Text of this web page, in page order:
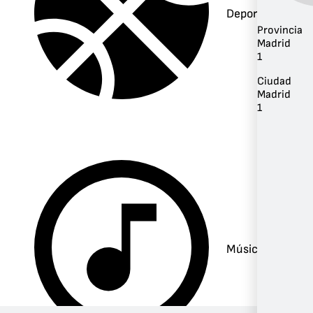
Deportes
Música
Provincia
Madrid
1
Ciudad
Madrid
1